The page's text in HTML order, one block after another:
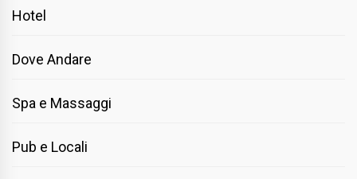
Hotel
Dove Andare
Spa e Massaggi
Pub e Locali